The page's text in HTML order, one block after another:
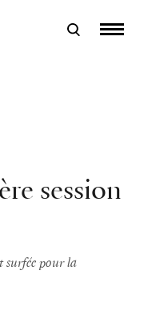
session
surfée pour la